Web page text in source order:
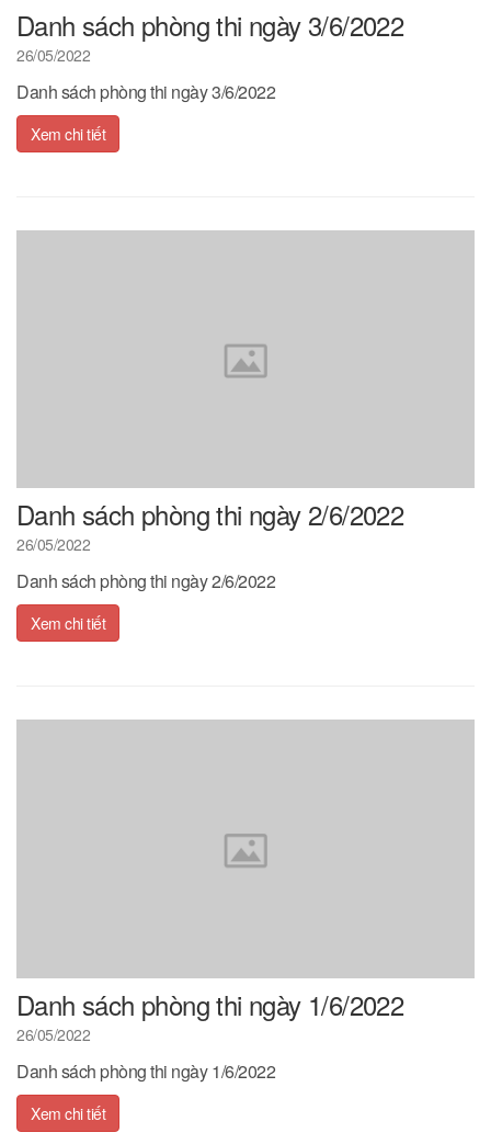
Danh sách phòng thi ngày 3/6/2022
26/05/2022
Danh sách phòng thi ngày 3/6/2022
Xem chi tiết
Danh sách phòng thi ngày 2/6/2022
26/05/2022
Danh sách phòng thi ngày 2/6/2022
Xem chi tiết
Danh sách phòng thi ngày 1/6/2022
26/05/2022
Danh sách phòng thi ngày 1/6/2022
Xem chi tiết